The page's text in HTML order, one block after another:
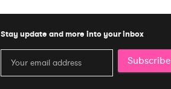
Stay update and more into your inbox
Subscribe